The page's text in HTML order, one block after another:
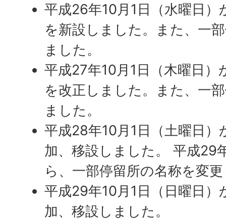
平成26年10月1日（水曜日）
を新設しました。また、一
ました。
平成27年10月1日（木曜日）
を改正しました。また、一
ました。
平成28年10月1日（土曜日）
加、移設しました。 平成29
ら、一部停留所の名称を変
平成29年10月1日（日曜日）
加、移設しました。